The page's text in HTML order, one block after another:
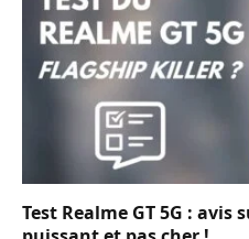
Test Realme GT 5G :